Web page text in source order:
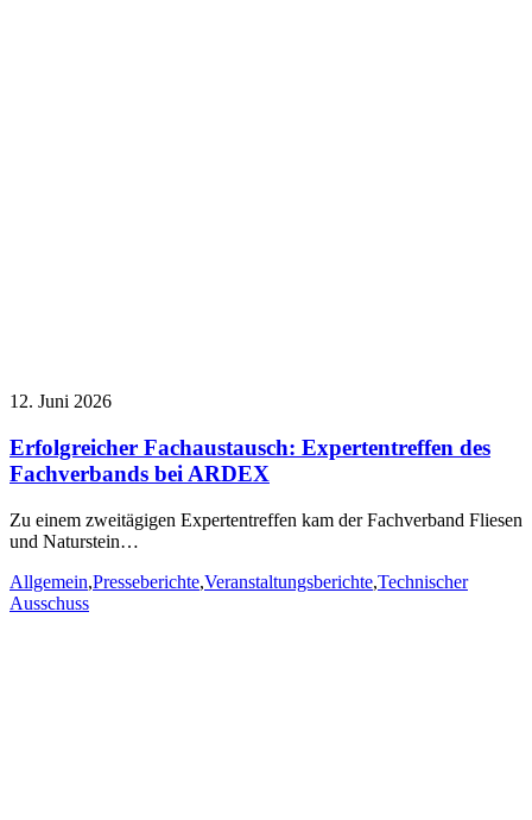
12. Juni 2026
Erfolgreicher Fachaustausch: Expertentreffen des
Fachverbands bei ARDEX
Zu einem zweitägigen Expertentreffen kam der Fachverband Fliesen
und Naturstein…
Allgemein,Presseberichte,Veranstaltungsberichte,Technischer
Ausschuss